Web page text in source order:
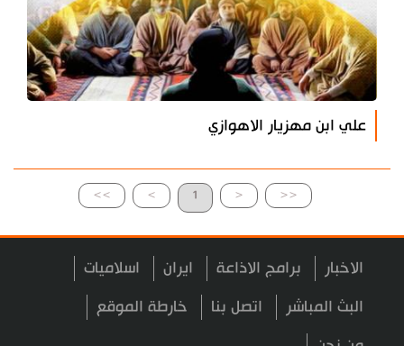
علي ابن مهزيار الاهوازي
>> > 1 < <<
الاخبار برامج الاذاعة ايران اسلاميات
البث المباشر اتصل بنا خارطة الموقع